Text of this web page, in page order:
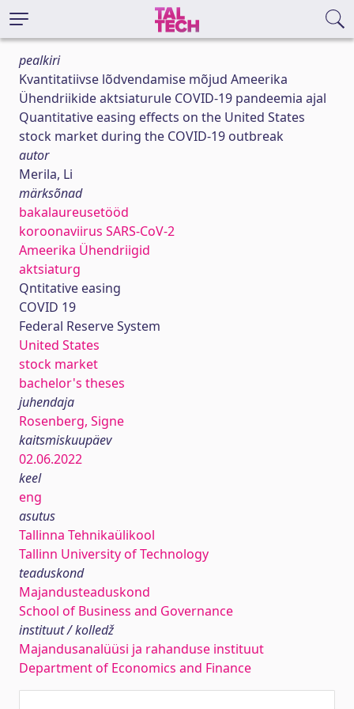
pealkiri
Kvantitatiivse lõdvendamise mõjud Ameerika
Ühendriikide aktsiaturule COVID-19 pandeemia ajal
Quantitative easing effects on the United States
stock market during the COVID-19 outbreak
autor
Merila, Li
märksõnad
bakalaureusetööd
koroonaviirus SARS-CoV-2
Ameerika Ühendriigid
aktsiaturg
Qntitative easing
COVID 19
Federal Reserve System
United States
stock market
bachelor's theses
juhendaja
Rosenberg, Signe
kaitsmiskuupäev
02.06.2022
keel
eng
asutus
Tallinna Tehnikaülikool
Tallinn University of Technology
teaduskond
Majandusteaduskond
School of Business and Governance
instituut / kolledž
Majandusanalüüsi ja rahanduse instituut
Department of Economics and Finance